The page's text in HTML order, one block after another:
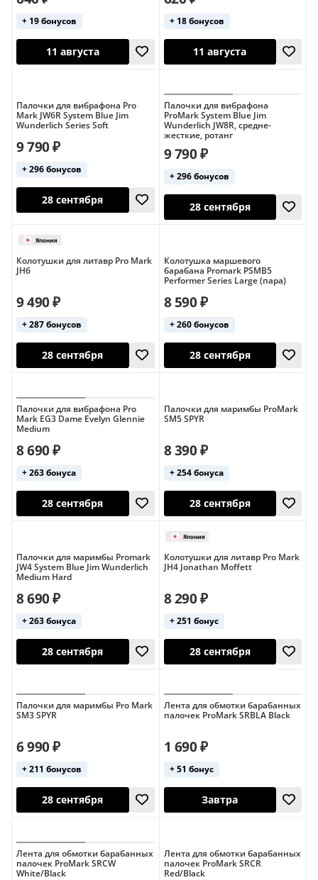
США
Завтра Завтра
+ 19 бонусов + 18 бонусов
Палочки для вибрафона Pro
Mark JW6R System Blue Jim
Wunderlich Series Soft
9 790 ₽
+ 296 бонусов
28 сентября
Палочки для вибрафона
ProMark System Blue Jim
Wunderlich JW8R, средне-
жесткие, ротанг
9 790 ₽
+ 296 бонусов
28 сентября
Колотушки для литавр Pro Mark
JH6
9 490 ₽
+ 287 бонусов
28 сентября
Колотушка маршевого
барабана Promark PSMB5
Performer Series Large (пара)
8 590 ₽
+ 260 бонусов
28 сентября
Палочки для вибрафона Pro
Mark EG3 Dame Evelyn Glennie
Medium
8 690 ₽
+ 263 бонуса
Палочки для маримбы ProMark
SM5 SPYR
8 390 ₽
+ 254 бонуса
Палочки для маримбы Promark
JW4 System Blue Jim Wunderlich
Medium Hard
8 690 ₽
+ 263 бонуса
Колотушки для литавр Pro Mark
JH4 Jonathan Moffett
8 290 ₽
+ 251 бонус
Палочки для маримбы Pro Mark
SM3 SPYR
6 990 ₽
+ 211 бонусов
Лента для обмотки барабанных
палочек ProMark SRBLA Black
1 690 ₽
+ 51 бонус
Лента для обмотки барабанных
палочек ProMark SRCW
White/Black
Лента для обмотки барабанных
палочек ProMark SRCR
Red/Black